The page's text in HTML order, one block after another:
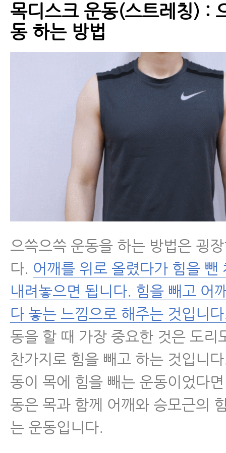
속 맞으신다고요?
- 목디스크치료방법, 한방에서 목
는 방법과 증상이 좋아지는 원리
- 목디스크치료가 허리디스크치료
보다 더 쉽고 빠른 이유
- 목디스크 운동에 대해 꼭 알아야
- 목디스크에 좋은 운동
- 목디스크 운동 1. 도리도리 운동
- 목디스크 운동 2. 으쓱으쓱 운동
- 목디스크 운동 3.
짧아진 목 앞쪽 근육 늘리는 운동
- 목디스크 운동에 대해
꼭 알아야 할 8가지
- 목디스크운동 절대로
하지 말아야 할 3가지
- 목디스크병원 잘 고르는 법
- 목디스크, 목통증의 유일한 원인
목디스크 운동(스트레칭) :
동 하는 방법
으쓱으쓱 운동을 하는 방법은 굉
다. 어깨를 위로 올렸다가 힘을 뺀
내려놓으면 됩니다. 힘을 빼고 어
다 놓는 느낌으로 해주는 것입니
동을 할 때 가장 중요한 것은 도리
찬가지로 힘을 빼고 하는 것입니
동이 목에 힘을 빼는 운동이었다
동은 목과 함께 어깨와 승모근의
는 운동입니다.